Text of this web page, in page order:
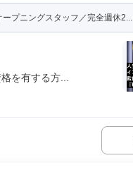
プニングスタッフ／完全週休2...
を有する方...